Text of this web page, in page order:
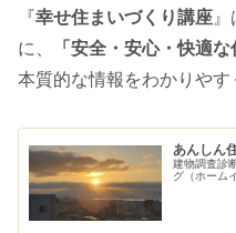
『幸せ住まいづくり講座
に、
「安全・安心・快適
本質的な情報をわかりやす
あんしん
建物調査診
グ（ホーム